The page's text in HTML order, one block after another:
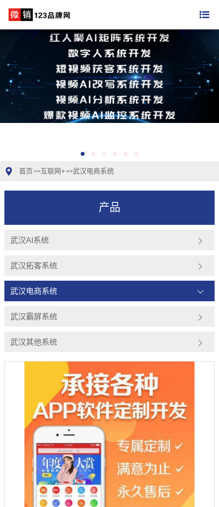
首页 >>互联网+>>武汉电商系统
产品
武汉AI系统
武汉拓客系统
武汉电商系统
武汉霸屏系统
武汉其他系统